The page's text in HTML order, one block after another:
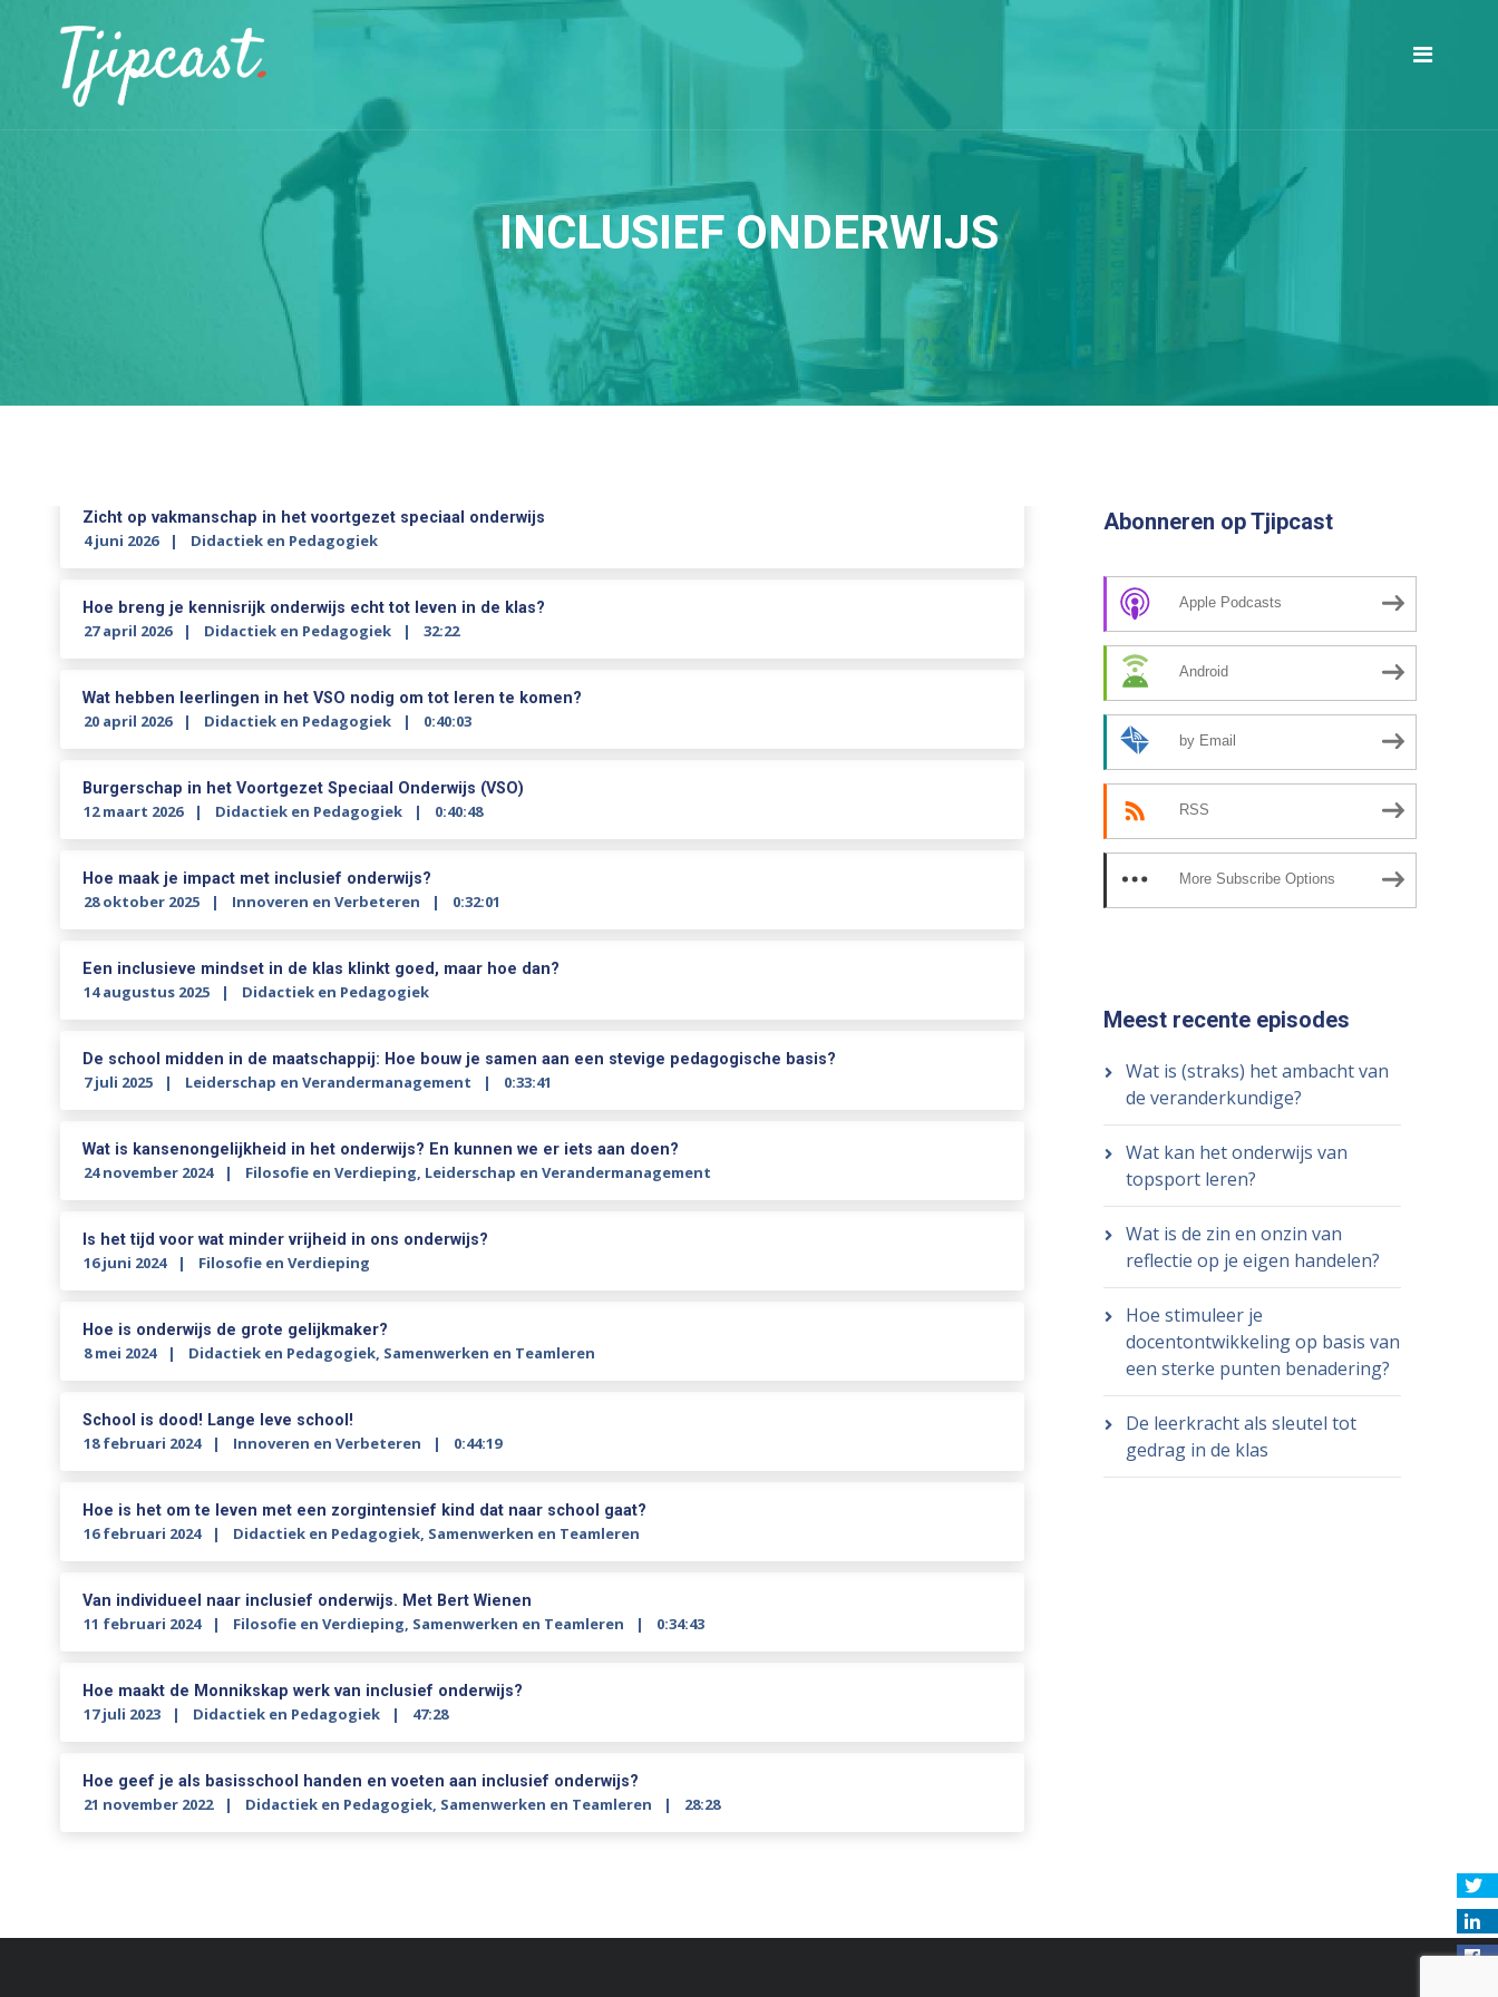
INCLUSIEF ONDERWIJS
Zicht op vakmanschap in het voortgezet speciaal onderwijs
4 juni 2026 Didactiek en Pedagogiek
Hoe breng je kennisrijk onderwijs echt tot leven in de klas?
27 april 2026 Didactiek en Pedagogiek 32:22
Wat hebben leerlingen in het VSO nodig om tot leren te komen?
20 april 2026 Didactiek en Pedagogiek 0:40:03
Burgerschap in het Voortgezet Speciaal Onderwijs (VSO)
12 maart 2026 Didactiek en Pedagogiek 0:40:48
Hoe maak je impact met inclusief onderwijs?
28 oktober 2025 Innoveren en Verbeteren 0:32:01
Een inclusieve mindset in de klas klinkt goed, maar hoe dan?
14 augustus 2025 Didactiek en Pedagogiek
De school midden in de maatschappij: Hoe bouw je samen aan een stevige pedagogische basis?
7 juli 2025 Leiderschap en Verandermanagement 0:33:41
Wat is kansenongelijkheid in het onderwijs? En kunnen we er iets aan doen?
24 november 2024 Filosofie en Verdieping, Leiderschap en Verandermanagement
Is het tijd voor wat minder vrijheid in ons onderwijs?
16 juni 2024 Filosofie en Verdieping
Hoe is onderwijs de grote gelijkmaker?
8 mei 2024 Didactiek en Pedagogiek, Samenwerken en Teamleren
School is dood! Lange leve school!
18 februari 2024 Innoveren en Verbeteren 0:44:19
Hoe is het om te leven met een zorgintensief kind dat naar school gaat?
16 februari 2024 Didactiek en Pedagogiek, Samenwerken en Teamleren
Van individueel naar inclusief onderwijs. Met Bert Wienen
11 februari 2024 Filosofie en Verdieping, Samenwerken en Teamleren 0:34:43
Hoe maakt de Monnikskap werk van inclusief onderwijs?
17 juli 2023 Didactiek en Pedagogiek 47:28
Hoe geef je als basisschool handen en voeten aan inclusief onderwijs?
21 november 2022 Didactiek en Pedagogiek, Samenwerken en Teamleren 28:28
Abonneren op Tjipcast
Apple Podcasts
Android
by Email
RSS
More Subscribe Options
Meest recente episodes
Wat is (straks) het ambacht van
de veranderkundige?
Wat kan het onderwijs van
topsport leren?
Wat is de zin en onzin van
reflectie op je eigen handelen?
Hoe stimuleer je
docentontwikkeling op basis van
een sterke punten benadering?
De leerkracht als sleutel tot
gedrag in de klas